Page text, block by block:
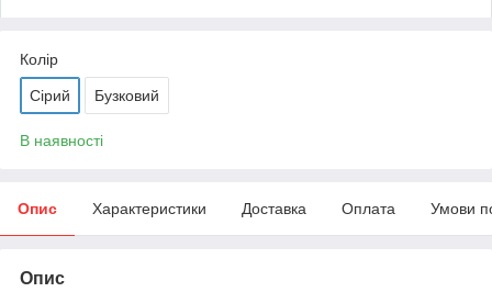
Колір
Сірий Бузковий
В наявності
Опис Характеристики Доставка Оплата Умови
Опис